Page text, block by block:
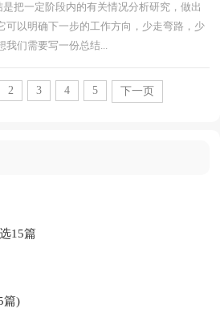
把一定阶段内的有关情况分析研究，做出
可以明确下一步的工作方向，少走弯路，少
我们需要写一份总结...
2 3 4 5
下一页
15篇
篇)